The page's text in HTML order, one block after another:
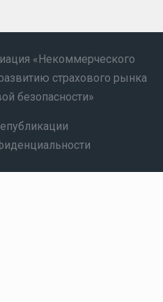
«Некоммерческого
страхового рынка
безопасности»